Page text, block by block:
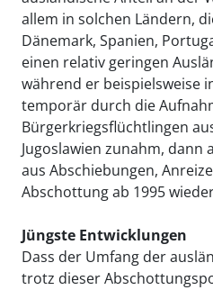
allem in solchen Ländern,
Dänemark, Spanien,
einen relativ geringen
während er beispielsweise
temporär durch die
Bürgerkriegsflüchtlingen
Jugoslawien zunahm, dann
aus Abschiebungen,
Abschottung ab 1995
Jüngste Entwicklungen
Dass der Umfang der
trotz dieser